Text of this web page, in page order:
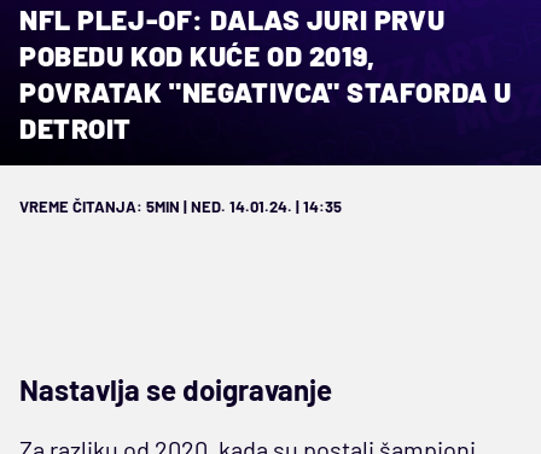
NFL PLEJ-OF: DALAS JURI PRVU
POBEDU KOD KUĆE OD 2019,
POVRATAK "NEGATIVCA" STAFORDA U
DETROIT
VREME ČITANJA: 5MIN | NED. 14.01.24. | 14:35
Nastavlja se doigravanje